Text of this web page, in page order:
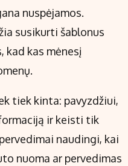
nuspėjamos.
susikurti šablonus
kad kas mėnesį
tiek kinta: pavyzdžiui,
ir keisti tik
naudingi, kai
nuoma ar pervedimas